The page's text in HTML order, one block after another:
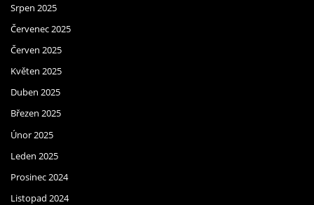
Srpen 2025
Červenec 2025
Červen 2025
Květen 2025
Duben 2025
Březen 2025
Únor 2025
Leden 2025
Prosinec 2024
Listopad 2024